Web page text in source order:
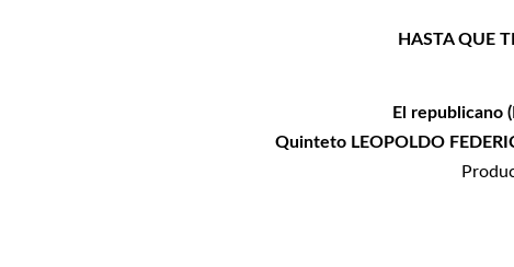
HASTA QUE
El republicano
Quinteto LEOPOLDO